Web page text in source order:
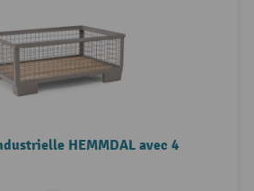
HEMMDAL avec 4